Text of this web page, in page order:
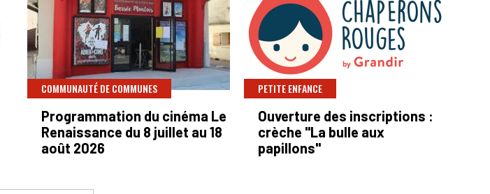
COMMUNAUTÉ DE COMMUNES
Programmation du cinéma Le
Renaissance du 8 juillet au 18
août 2026
PETITE ENFANCE
Ouverture des inscriptions :
crèche "La bulle aux
papillons"